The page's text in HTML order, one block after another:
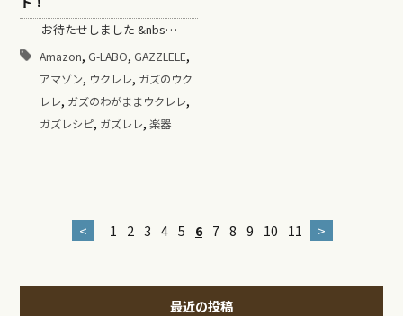
お待たせしました &nbs…
Amazon, G-LABO, GAZZLELE,
アマゾン, ウクレレ, ガズのウク
レレ, ガズのわがままウクレレ,
ガズレシピ, ガズレレ, 楽器
< 1 2 3 4 5 6 7 8 9 10 11 >
最近の投稿